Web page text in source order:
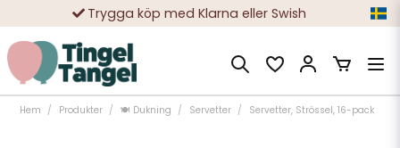
Trygga köp med Klarna eller Swish
10 000-tals nöjda kunder
Hem Produkter 🍽️ Dukning Servetter Servetter, Strössel, 16-pack